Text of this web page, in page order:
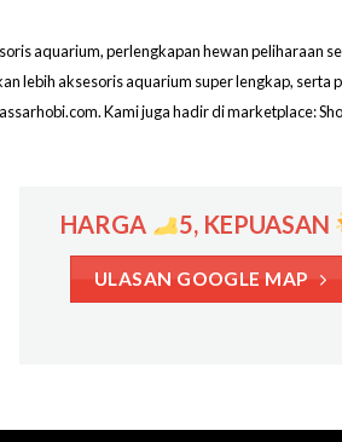
aquarium, perlengkapan hewan peliharaan
lebih aksesoris aquarium super lengkap,
Kami juga hadir di marketplace:
HARGA 5, KEPUASAN
ULASAN GOOGLE MAP